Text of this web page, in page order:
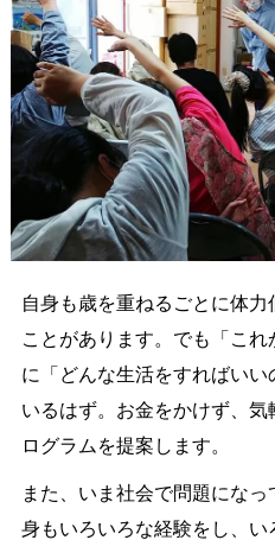
自身も歳を重ねるごとに体
ことがあります。でも「こ
に「どんな生活をすればい
いるはず。お金をかけず、
ログラムを提案します。
また、いま社会で問題にな
身もいろいろな経験をし、